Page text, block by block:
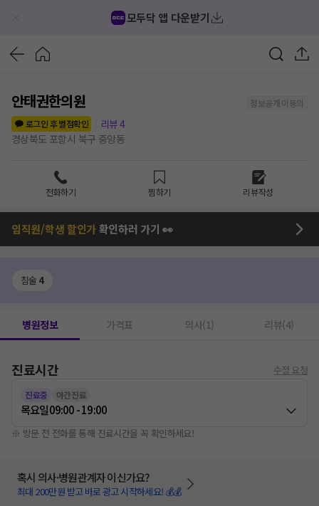
모두닥 앱 다운받기
안태권한의원
정보공개 미동의
로그인 후 별점확인
리뷰4
경상북도 포항시 북구 중앙동
전화하기 찜하기 리뷰작성
임직원/학생 할인가확인하러 가기 👀
침술 4
병원정보 가격표 의사(1) 리뷰(4)
진료시간 수정 요청
진료중 야간진료
목요일09:00 - 19:00
※ 방문 전 전화를 통해 진료시간을 꼭 확인하세요!
혹시 의사·병원관계자 이신가요?
최대 200만원 받고 바로 광고 시작하세요! 💰💰